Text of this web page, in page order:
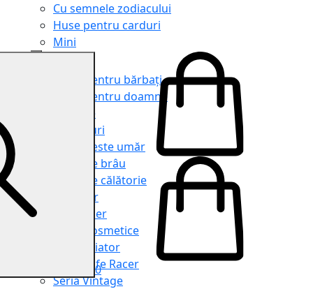
Cu semnele zodiacului
Huse pentru carduri
Mini
Genți pentru bărbați
Genți pentru doamne
Serviete
Rucsacuri
Genți peste umăr
Genți de brâu
Genți de călătorie
Shopper
Organiser
Truse cosmetice
Seria Aviator
Seria Cafe Racer
Seria Vintage
0